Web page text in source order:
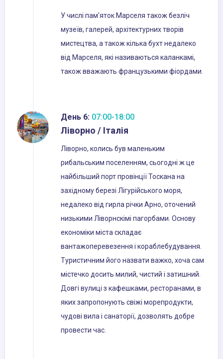
У числі пам'яток Марселя також безліч
музеїв, галерей, архітектурних творів
мистецтва, а також кілька бухт недалеко
від Марселя, які називаються каланкамі,
також вважають французькими фіордами.
День 6: 07:00-18:00
Ліворно / Італія
Ліворно, колись був маленьким
рибальським поселенням, сьогодні ж це
найбільший порт провінції Тоскана на
західному березі Лігурійського моря,
недалеко від гирла річки Арно, оточений
низькими Ліворнскімі пагорбами. Основу
економіки міста складає
вантажоперевезення і кораблебудування.
Туристичним його назвати важко, хоча сам
містечко досить милий, чистий і затишний.
Довгі вулиці з кафешками, ресторанами, в
яких запропонують свіжі морепродукти,
чудові вила і санаторії, дозволять добре
провести час.